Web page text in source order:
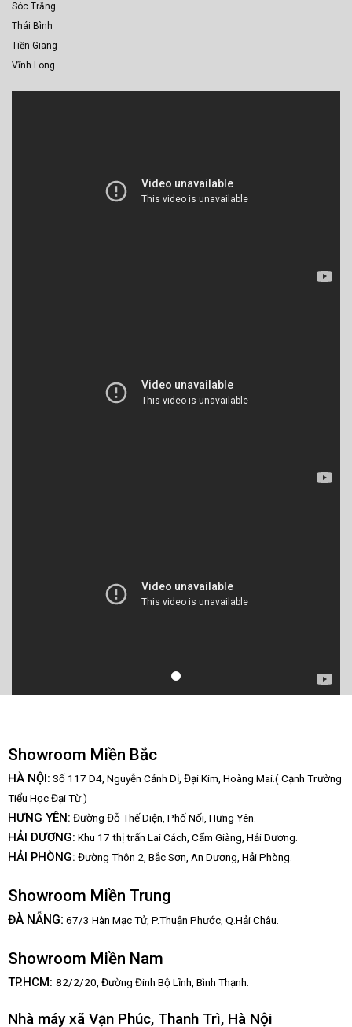
Sóc Trăng
Thái Bình
Tiền Giang
Vĩnh Long
Showroom Miền Bắc
HÀ NỘI: Số 117 D4, Nguyễn Cảnh Dị, Đại Kim, Hoàng Mai.( Cạnh Trường
Tiểu Học Đại Từ )
HƯNG YÊN: Đường Đỗ Thế Diện, Phố Nối, Hưng Yên.
HẢI DƯƠNG: Khu 17 thị trấn Lai Cách, Cẩm Giàng, Hải Dương.
HẢI PHÒNG: Đường Thôn 2, Bắc Sơn, An Dương, Hải Phòng.
Showroom Miền Trung
ĐÀ NẴNG: 67/3 Hàn Mạc Tử, P.Thuận Phước, Q.Hải Châu.
Showroom Miền Nam
TP.HCM: 82/2/20, Đường Đinh Bộ Lĩnh, Bình Thạnh.
Nhà máy xã Vạn Phúc, Thanh Trì, Hà Nội